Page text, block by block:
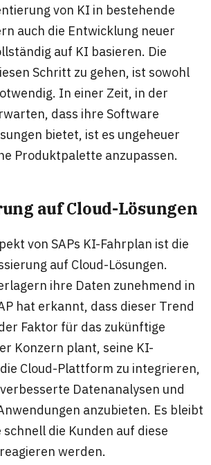
von KI in bestehende
auch die Entwicklung neuer
auf KI basieren. Die
Schritt zu gehen, ist sowohl
In einer Zeit, in der
dass ihre Software
bietet, ist es ungeheuer
Produktpalette anzupassen.
auf Cloud-Lösungen
von SAPs KI-Fahrplan ist die
auf Cloud-Lösungen.
ihre Daten zunehmend in
hat erkannt, dass dieser Trend
Faktor für das zukünftige
Konzern plant, seine KI-
Cloud-Plattform zu integrieren,
Datenanalysen und
anzubieten. Es bleibt
die Kunden auf diese
werden.